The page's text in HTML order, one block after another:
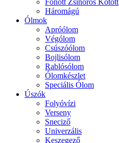
Fonott Zsinóros Kötött
Háromágú
Ólmok
Apróólom
Végólom
Csúszóólom
Bojlisólom
Rablósólom
Ólomkészlet
Speciális Ólom
Úszók
Folyóvízi
Verseny
Sneciző
Univerzális
Keszegező